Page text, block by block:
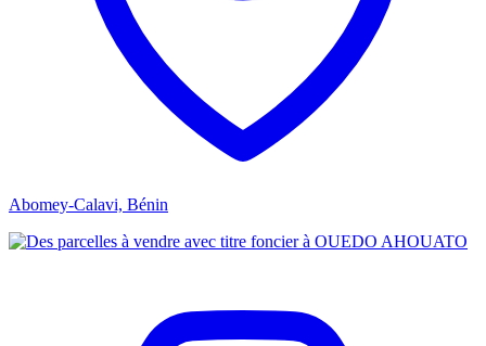
Abomey-Calavi, Bénin